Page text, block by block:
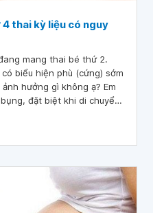
thai kỳ liệu có nguy
mang thai bé thứ 2.
biểu hiện phù (cứng) sớm
hưởng gì không ạ? Em
đặt biệt khi di chuyển